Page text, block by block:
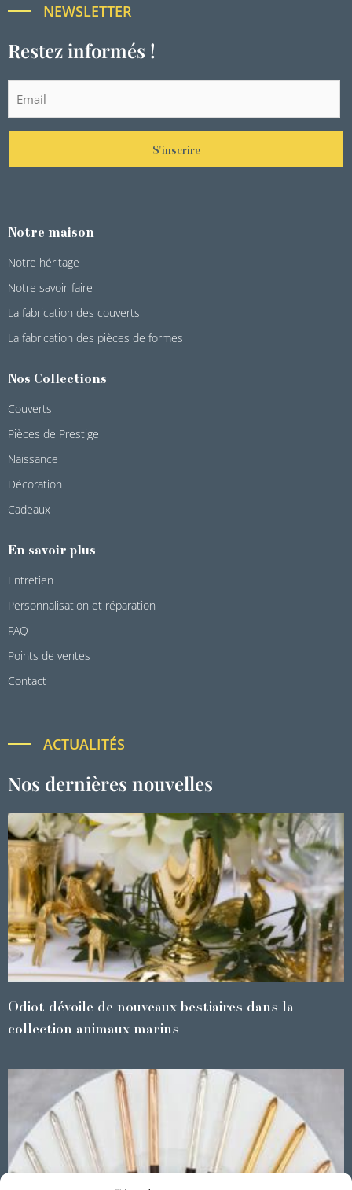
NEWSLETTER
Restez informés !
S'inscrire
Notre maison
Notre héritage
Notre savoir-faire
La fabrication des couverts
La fabrication des pièces de formes
Nos Collections
Couverts
Pièces de Prestige
Naissance
Décoration
Cadeaux
En savoir plus
Entretien
Personnalisation et réparation
FAQ
Points de ventes
Contact
ACTUALITÉS
Nos dernières nouvelles
Odiot dévoile de nouveaux bestiaires dans la
collection animaux marins